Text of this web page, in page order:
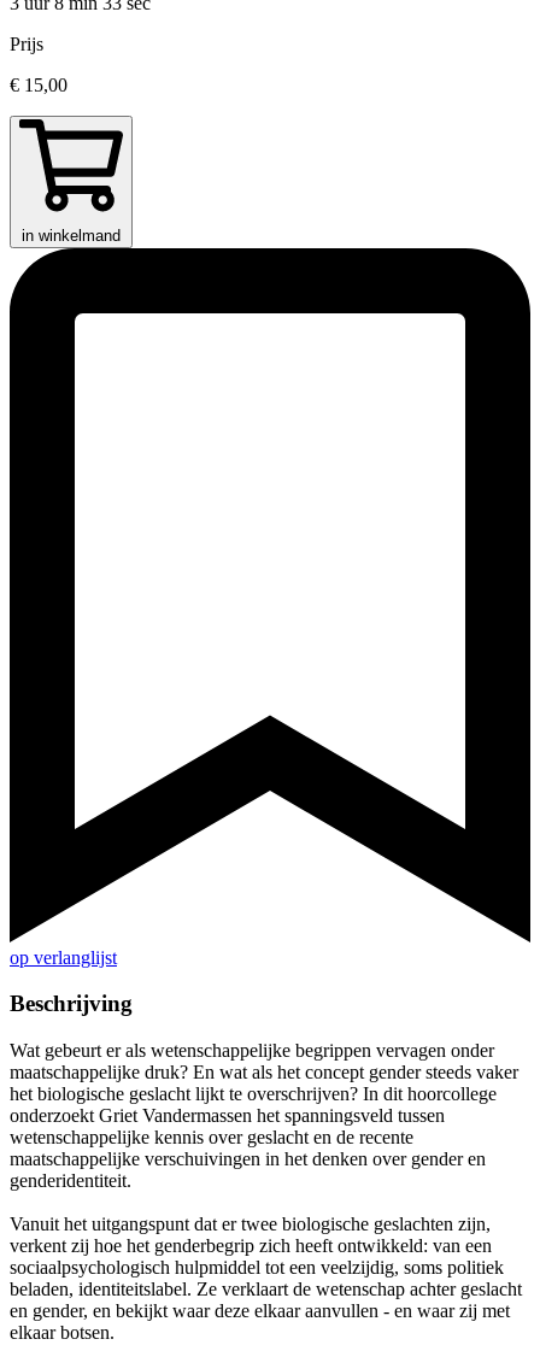
Prijs
€ 15,00
in winkelmand
op verlanglijst
Beschrijving
Wat gebeurt er als wetenschappelijke begrippen vervagen onder
maatschappelijke druk? En wat als het concept gender steeds vaker
het biologische geslacht lijkt te overschrijven? In dit hoorcollege
onderzoekt Griet Vandermassen het spanningsveld tussen
wetenschappelijke kennis over geslacht en de recente
maatschappelijke verschuivingen in het denken over gender en
genderidentiteit.
Vanuit het uitgangspunt dat er twee biologische geslachten zijn,
verkent zij hoe het genderbegrip zich heeft ontwikkeld: van een
sociaalpsychologisch hulpmiddel tot een veelzijdig, soms politiek
beladen, identiteitslabel. Ze verklaart de wetenschap achter geslacht
en gender, en bekijkt waar deze elkaar aanvullen - en waar zij met
elkaar botsen.